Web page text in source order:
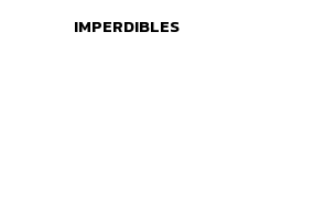
IMPERDIBLES